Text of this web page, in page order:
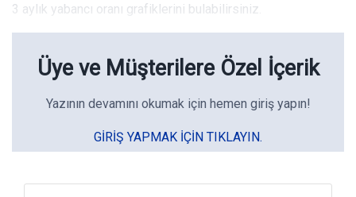
3 aylık yabancı oranı grafiklerini bulabilirsiniz.
Üye ve Müşterilere Özel İçerik
Yazının devamını okumak için hemen giriş yapın!
GIRIŞ YAPMAK IÇIN TIKLAYIN.